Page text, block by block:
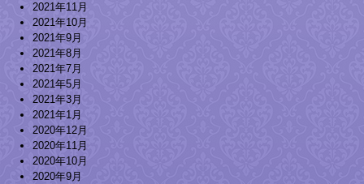
2021年11月
2021年10月
2021年9月
2021年8月
2021年7月
2021年5月
2021年3月
2021年1月
2020年12月
2020年11月
2020年10月
2020年9月